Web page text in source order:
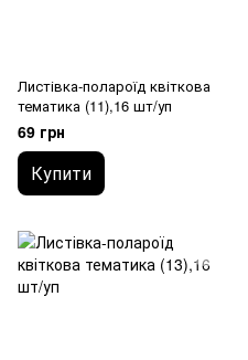
Листівка-полароїд квіткова
тематика (11),16 шт/уп
69 грн
Купити